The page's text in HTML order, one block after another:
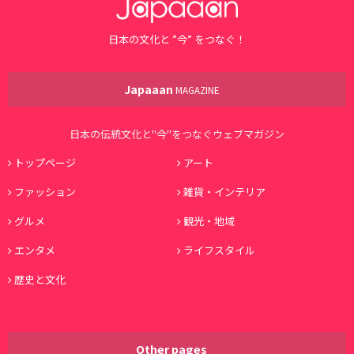
日本の文化と ”今” をつなぐ！
Japaaan MAGAZINE
日本の伝統文化と"今"をつなぐウェブマガジン
トップページ
アート
ファッション
雑貨・インテリア
グルメ
観光・地域
エンタメ
ライフスタイル
歴史と文化
Other pages